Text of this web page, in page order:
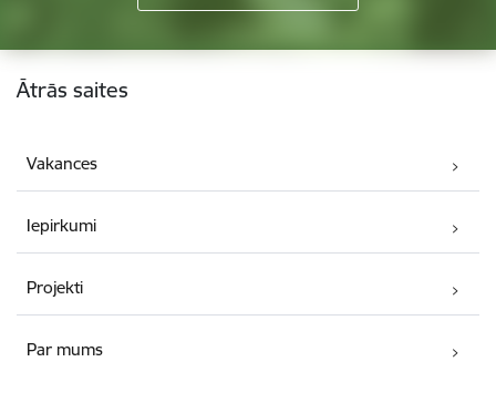
Kājene
Ātrās saites
Vakances
Iepirkumi
Projekti
Par mums